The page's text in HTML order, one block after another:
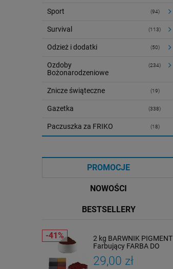
Sport (94)
Survival (113)
Odzież i dodatki (50)
Ozdoby
Bożonarodzeniowe
(234)
Znicze świąteczne (19)
Gazetka (338)
Paczuszka za FRIKO (18)
PROMOCJE
NOWOŚCI
BESTSELLERY
2 kg BARWNIK PIGMENT
Farbujący FARBA DO
ŻELAZOWA
29,00 zł